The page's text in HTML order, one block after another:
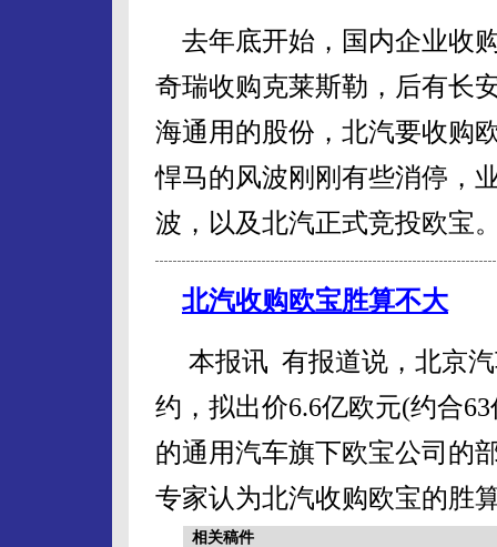
去年底开始，国内企业收
奇瑞收购克莱斯勒，后有长
海通用的股份，北汽要收购
悍马的风波刚刚有些消停，
波，以及北汽正式竞投欧宝
北汽收购欧宝胜算不大
本报讯 有报道说，北京汽
约，拟出价6.6亿欧元(约合
的通用汽车旗下欧宝公司的
专家认为北汽收购欧宝的胜
相关稿件